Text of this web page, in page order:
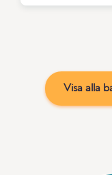
Visa alla